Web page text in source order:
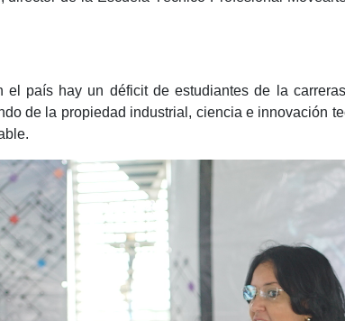
país hay un déficit de estudiantes de la
de la propiedad industrial, ciencia e innovación